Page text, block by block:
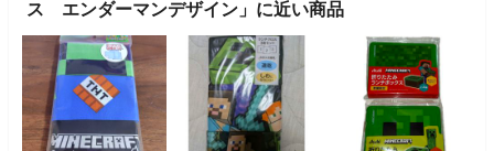
ス エンダーマンデザイン」に近い商品